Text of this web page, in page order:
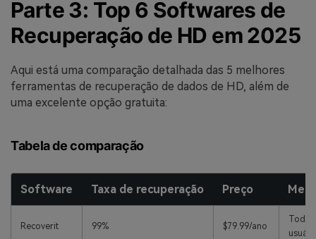
Parte 3: Top 6 Softwares de
Recuperação de HD em 2025
Aqui está uma comparação detalhada das 5 melhores
ferramentas de recuperação de dados de HD, além de
uma excelente opção gratuita:
Tabela de comparação
Software Taxa de recuperação Preço
Recoverit 99% $79.99/ano